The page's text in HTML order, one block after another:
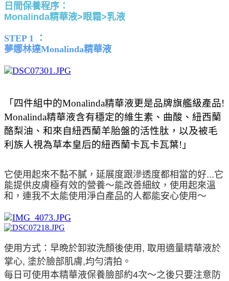
日間保養程序：
Monalinda精華液>眼霜>乳液
STEP 1 ：
夢娜林達Monalinda精華液
「四件組中的Monalinda精華液更是品牌旗艦級產品!
Monalinda精華液含有穩定的維生素、曲酸、紐西蘭
酪梨油、和來自紐西蘭羊胎盤的活性肽，以及被毛
利族人視為草本皇后的紐西蘭卡瓦卡瓦葉!」
它使用起來不黏不膩，延展度跟滲透度都相當的好...它
能提供皮膚極有效的營養～能改善細紋，使用起來溫
和，連我不太能使用淨白產品的人都能安心使用～
使用方式：早晩於卸妝洗顏後使用, 取用適量精華液於
掌心, 塗於臉部肌膚,均勻清拍。
每日可使用本精華液保養臉部約4次～之後只要注意防